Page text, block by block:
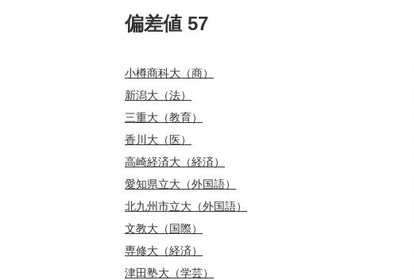
偏差値 57
小樽商科大（商）
新潟大（法）
三重大（教育）
香川大（医）
高崎経済大（経済）
愛知県立大（外国語）
北九州市立大（外国語）
文教大（国際）
専修大（経済）
津田塾大（学芸）